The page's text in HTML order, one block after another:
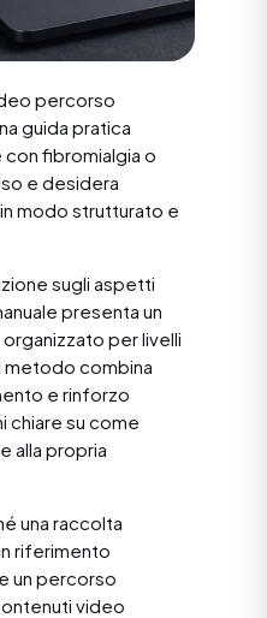
percorso
guida pratica
fibromialgia o
e desidera
modo strutturato e
sugli aspetti
presenta un
per livelli
metodo combina
e rinforzo
chiare su come
alla propria
una raccolta
riferimento
un percorso
video